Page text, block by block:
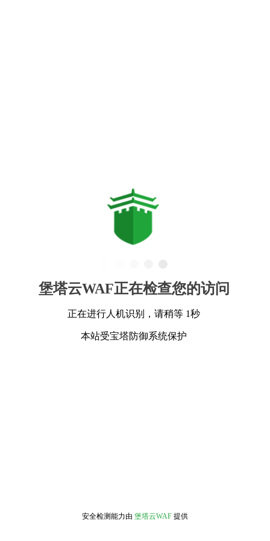
堡塔云WAF正在检查您的访问
正在进行人机识别，请稍等 1秒
本站受宝塔防御系统保护
安全检测能力由 堡塔云WAF 提供